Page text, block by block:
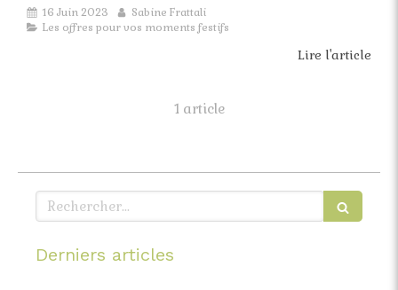
16 Juin 2023
Sabine Frattali
Les offres pour vos moments festifs
Lire l'article
1 article
Rechercher
Derniers articles